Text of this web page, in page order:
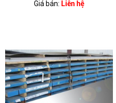
Giá bán: Liên hệ